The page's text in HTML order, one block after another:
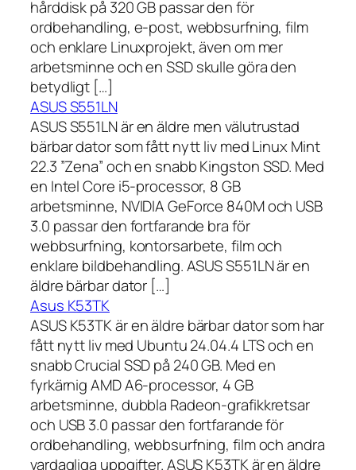
hårddisk på 320 GB passar den för
ordbehandling, e-post, webbsurfning, film
och enklare Linuxprojekt, även om mer
arbetsminne och en SSD skulle göra den
betydligt […]
ASUS S551LN
ASUS S551LN är en äldre men välutrustad
bärbar dator som fått nytt liv med Linux Mint
22.3 ”Zena” och en snabb Kingston SSD. Med
en Intel Core i5-processor, 8 GB
arbetsminne, NVIDIA GeForce 840M och USB
3.0 passar den fortfarande bra för
webbsurfning, kontorsarbete, film och
enklare bildbehandling. ASUS S551LN är en
äldre bärbar dator […]
Asus K53TK
ASUS K53TK är en äldre bärbar dator som har
fått nytt liv med Ubuntu 24.04.4 LTS och en
snabb Crucial SSD på 240 GB. Med en
fyrkärnig AMD A6-processor, 4 GB
arbetsminne, dubbla Radeon-grafikkretsar
och USB 3.0 passar den fortfarande för
ordbehandling, webbsurfning, film och andra
vardagliga uppgifter. ASUS K53TK är en äldre